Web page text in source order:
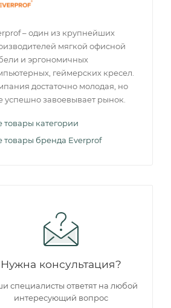
– один из крупнейших
мягкой офисной
и эргономичных
геймерских кресел.
достаточно молодая, но
успешно завоевывает рынок.
товары категории
товары бренда Everprof
Нужна консультация?
специалисты ответят на любой
интересующий вопрос